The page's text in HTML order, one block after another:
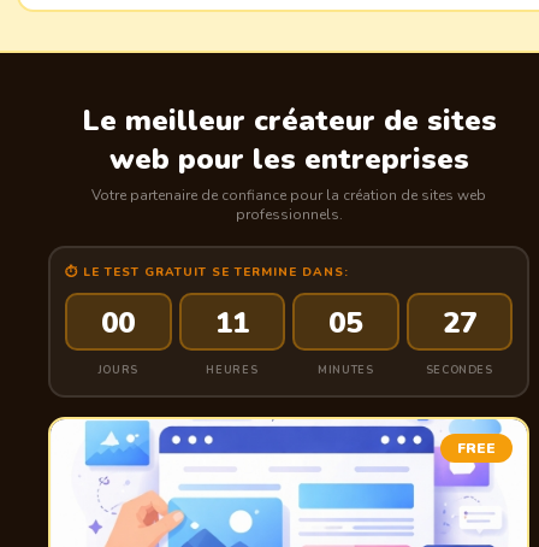
familiariser avec la plateforme.
Le meilleur créateur de sites
web pour les entreprises
Votre partenaire de confiance pour la création de sites web
professionnels.
⏱ LE TEST GRATUIT SE TERMINE DANS:
00
JOURS
11
HEURES
05
MINUTES
26
SECONDES
FREE